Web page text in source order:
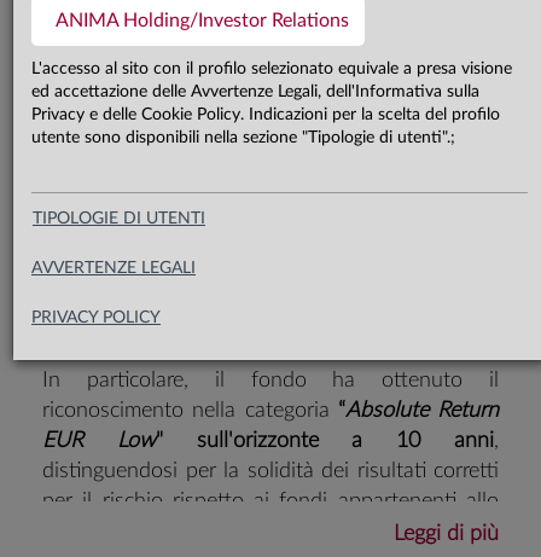
ANIMA Holding/Investor Relations
L'accesso al sito con il profilo selezionato equivale a presa visione
ed accettazione delle Avvertenze Legali, dell'Informativa sulla
Privacy e delle Cookie Policy. Indicazioni per la scelta del profilo
utente sono disponibili nella sezione "Tipologie di utenti".;
TIPOLOGIE DI UTENTI
AVVERTENZE LEGALI
PRIVACY POLICY
distinta nella categoria “Absolute
Return EUR Low” per la
performance a 10 anni
al suo team, è stato premiato all'edizione 2026
In particolare, il fondo ha ottenuto il
riconoscimento nella categoria “Absolute Return
EUR Low" sull'orizzonte a 10 anni,
distinguendosi per la solidità dei risultati corretti
per il rischio rispetto ai fondi appartenenti allo
Leggi di più